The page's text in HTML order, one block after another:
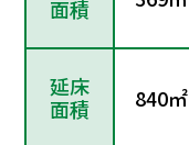
面積
延床
面積
840㎡